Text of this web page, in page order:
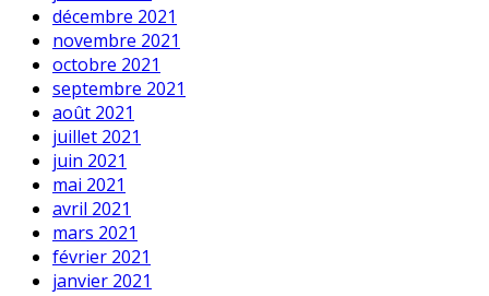
décembre 2021
novembre 2021
octobre 2021
septembre 2021
août 2021
juillet 2021
juin 2021
mai 2021
avril 2021
mars 2021
février 2021
janvier 2021